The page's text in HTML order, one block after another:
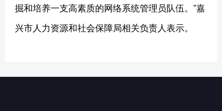
掘和培养一支高素质的网络系统管理员队伍。”嘉
兴市人力资源和社会保障局相关负责人表示。